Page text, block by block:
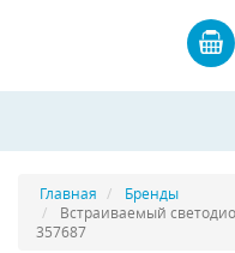
Главная
Бренды
Встраиваемый
357687